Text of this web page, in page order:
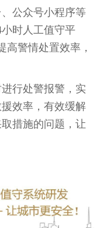
公众号小程序等
时人工值守平
高警情处置效率，
行处警报警，实
效率，有效缓解
措施的问题，让